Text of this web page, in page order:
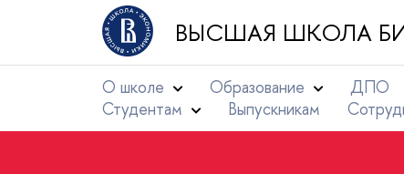
ВЫСШАЯ ШКОЛА
О школе Образование ДПО
Студентам
Выпускникам